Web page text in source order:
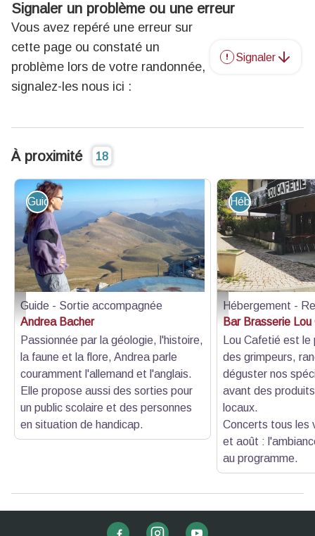
Signaler un problème ou une erreur
Vous avez repéré une erreur sur
cette page ou constaté un
problème lors de votre randonnée,
signalez-les nous ici :
Signaler
À proximité 18
Andrea Bacher-Randonnée dans le Verdon 01 - Andrea Bacher
Guide - Sortie accompagnée
Guide - Sortie accompagnée
Andrea Bacher
Passionnée par la géologie, l'histoire,
la faune et la flore, Andrea parle
couramment l'allemand et l'anglais.
Elle propose aussi des sorties pour
un public scolaire et des personnes
en situation de handicap.
Lou Cafetié
Hébergement -
Hébergement -
Bar Brasserie
Lou Cafetié est
des grimpeurs,
déguster nos
avant des
locaux.
Concerts tous les
et août :
au programme.